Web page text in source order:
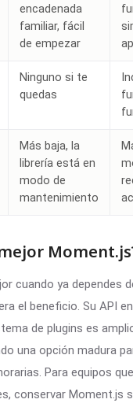
encadenada
familiar, fácil
de empezar
Ninguno si te
quedas
Más baja, la
librería está en
modo de
mantenimiento
cuando ya dependes
el beneficio. Su API
de plugins es
una opción madura
Para equipos
conservar Moment.js